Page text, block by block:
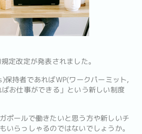
定改定が発表されました。
保持者であればWP(ワークパーミット,
お仕事ができる」という新しい制度
ポールで働きたいと思う方や新しいチ
いらっしゃるのではないでしょうか。